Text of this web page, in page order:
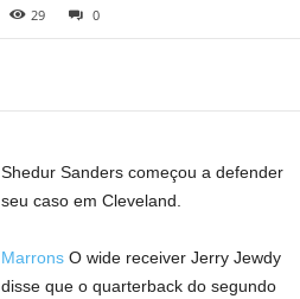
29 0
Shedur Sanders começou a defender
seu caso em Cleveland.
Marrons O wide receiver Jerry Jewdy
disse que o quarterback do segundo